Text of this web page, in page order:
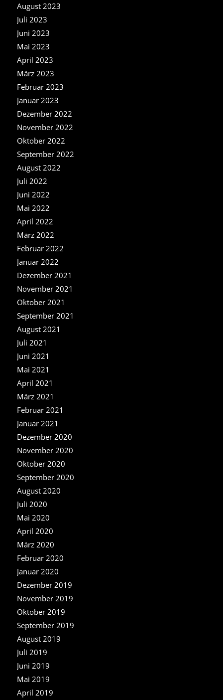
August 2023
Juli 2023
Juni 2023
Mai 2023
April 2023
März 2023
Februar 2023
Januar 2023
Dezember 2022
November 2022
Oktober 2022
September 2022
August 2022
Juli 2022
Juni 2022
Mai 2022
April 2022
März 2022
Februar 2022
Januar 2022
Dezember 2021
November 2021
Oktober 2021
September 2021
August 2021
Juli 2021
Juni 2021
Mai 2021
April 2021
März 2021
Februar 2021
Januar 2021
Dezember 2020
November 2020
Oktober 2020
September 2020
August 2020
Juli 2020
Mai 2020
April 2020
März 2020
Februar 2020
Januar 2020
Dezember 2019
November 2019
Oktober 2019
September 2019
August 2019
Juli 2019
Juni 2019
Mai 2019
April 2019